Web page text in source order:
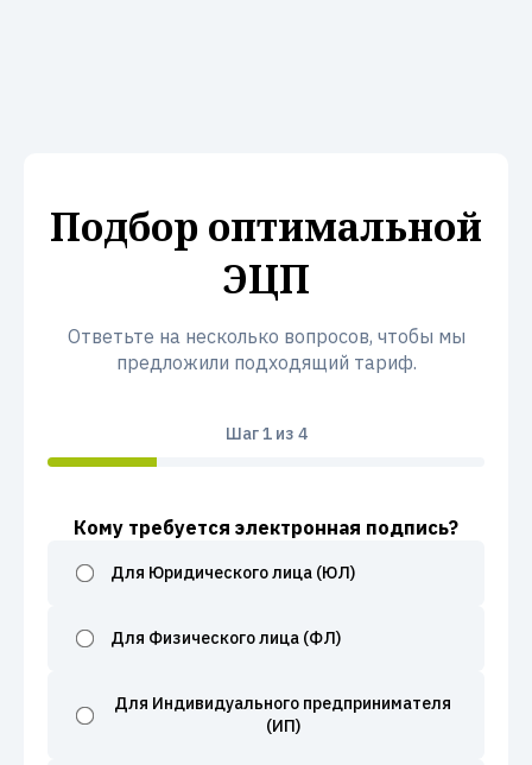
Подбор оптимальной
ЭЦП
Ответьте на несколько вопросов, чтобы мы
предложили подходящий тариф.
Шаг1из 4
Кому требуется электронная подпись?
Для Юридического лица (ЮЛ)
Для Физического лица (ФЛ)
Для Индивидуального предпринимателя
(ИП)